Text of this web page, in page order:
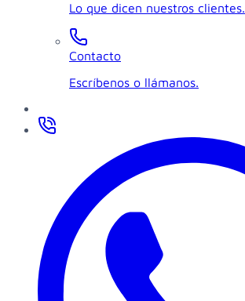
Lo que dicen nuestros clientes.
Contacto
Escríbenos o llámanos.